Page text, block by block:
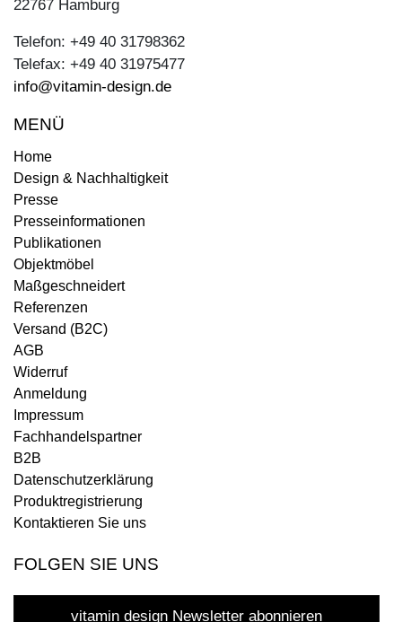
22767 Hamburg
Telefon: +49 40 31798362
Telefax: +49 40 31975477
info@vitamin-design.de
MENÜ
Home
Design & Nachhaltigkeit
Presse
Presseinformationen
Publikationen
Objektmöbel
Maßgeschneidert
Referenzen
Versand (B2C)
AGB
Widerruf
Anmeldung
Impressum
Fachhandelspartner
B2B
Datenschutzerklärung
Produktregistrierung
Kontaktieren Sie uns
FOLGEN SIE UNS
vitamin design Newsletter abonnieren